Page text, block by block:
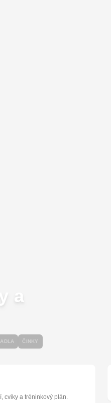
a
ČINKY
cviky a tréninkový plán.